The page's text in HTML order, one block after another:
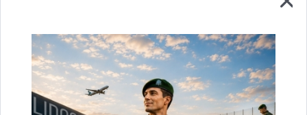
pārvaldi piedalījās vērienīgākajā Sarunu
festivālā "LAMPA"
14.07.2026. pasākums robežsardze